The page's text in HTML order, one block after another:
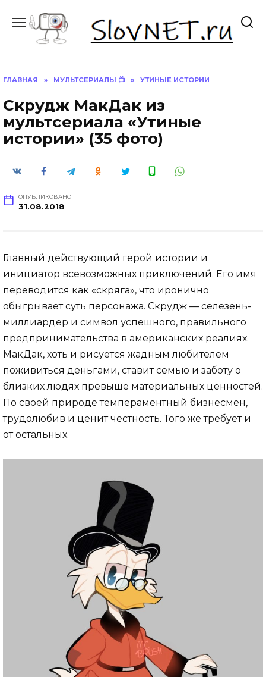
содержанию
ГЛАВНАЯ » МУЛЬТСЕРИАЛЫ 📺 » УТИНЫЕ ИСТОРИИ
Скрудж МакДак из
мультсериала «Утиные
истории» (35 фото)
ОПУБЛИКОВАНО
31.08.2018
Главный действующий герой истории и
инициатор всевозможных приключений. Его имя
переводится как «скряга», что иронично
обыгрывает суть персонажа. Скрудж — селезень-
миллиардер и символ успешного, правильного
предпринимательства в американских реалиях.
МакДак, хоть и рисуется жадным любителем
поживиться деньгами, ставит семью и заботу о
близких людях превыше материальных ценностей.
По своей природе темпераментный бизнесмен,
трудолюбив и ценит честность. Того же требует и
от остальных.